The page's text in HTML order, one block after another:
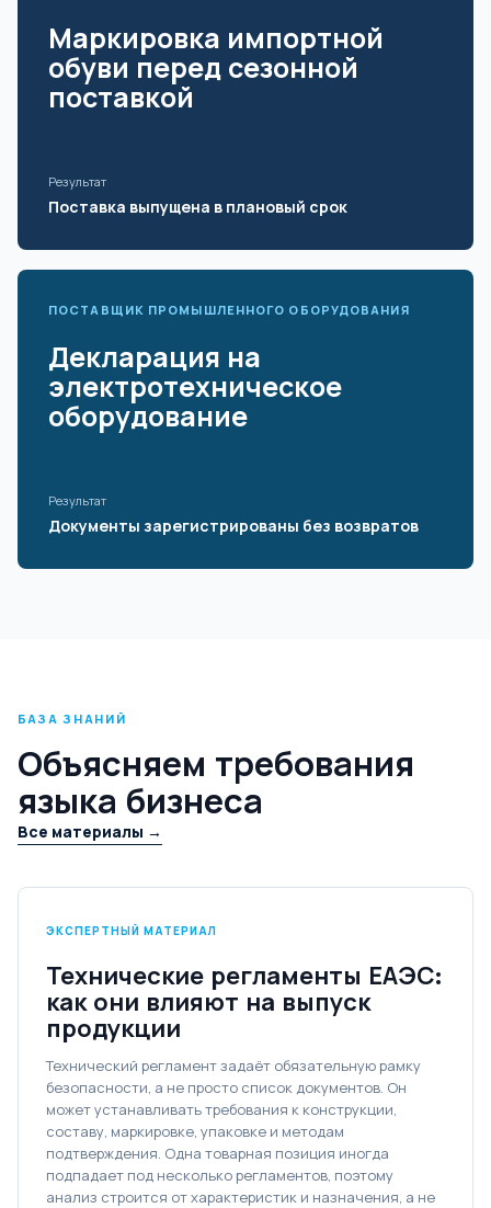
Маркировка импортной
обуви перед сезонной
поставкой
Результат
Поставка выпущена в плановый срок
ПОСТАВЩИК ПРОМЫШЛЕННОГО ОБОРУДОВАНИЯ
Декларация на
электротехническое
оборудование
Результат
Документы зарегистрированы без возвратов
БАЗА ЗНАНИЙ
Объясняем требования
языка бизнеса
Все материалы →
ЭКСПЕРТНЫЙ МАТЕРИАЛ
Технические регламенты ЕАЭС:
как они влияют на выпуск
продукции
Технический регламент задаёт обязательную рамку
безопасности, а не просто список документов. Он
может устанавливать требования к конструкции,
составу, маркировке, упаковке и методам
подтверждения. Одна товарная позиция иногда
подпадает под несколько регламентов, поэтому
анализ строится от характеристик и назначения, а не